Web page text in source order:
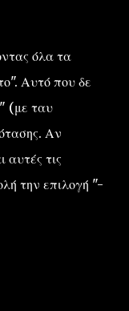
όλα τα
Αυτό που δε
(με ταυ
Αν
αυτές τις
την επιλογή "-